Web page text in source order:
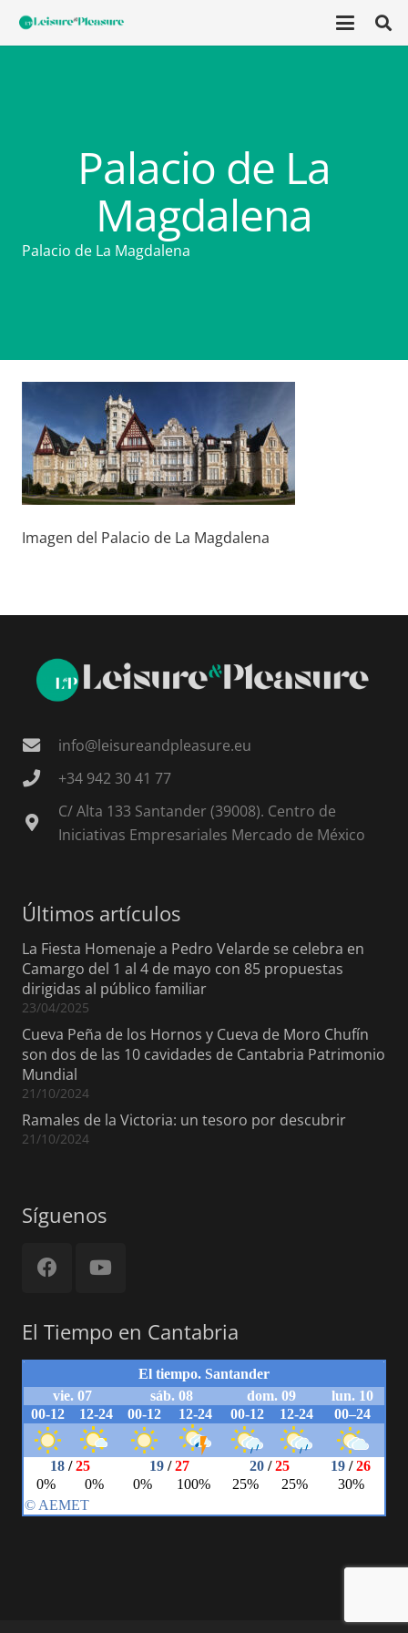
Palacio de La
Magdalena
Palacio de La Magdalena
Imagen del Palacio de La Magdalena
info@leisureandpleasure.eu
+34 942 30 41 77
C/ Alta 133 Santander (39008). Centro de
Iniciativas Empresariales Mercado de México
Últimos artículos
La Fiesta Homenaje a Pedro Velarde se celebra en
Camargo del 1 al 4 de mayo con 85 propuestas
dirigidas al público familiar
23/04/2025
Cueva Peña de los Hornos y Cueva de Moro Chufín
son dos de las 10 cavidades de Cantabria Patrimonio
Mundial
21/10/2024
Ramales de la Victoria: un tesoro por descubrir
21/10/2024
Síguenos
El Tiempo en Cantabria